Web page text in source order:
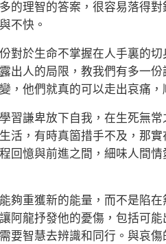
的理智的答案，很容易落得
不快。
於生命不掌握在人手裏的切
出人的局限，教我們有多一
，他們就真的可以走出哀痛，
謙卑放下自我，在生死無常
活，有時真箇措手不及，那
回憶與前進之間，細味人間
重獲新的能量，而不是陷在
阿龍抒發他的憂傷，包括可
要智慧去辨識和同行。與哀